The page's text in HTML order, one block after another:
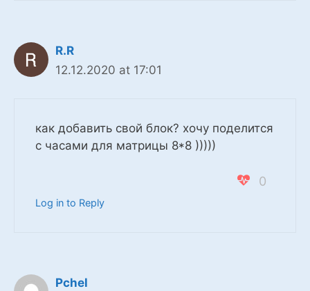
R.R
12.12.2020 at 17:01
как добавить свой блок? хочу поделится
с часами для матрицы 8*8 )))))
0
Log in to Reply
Pchel